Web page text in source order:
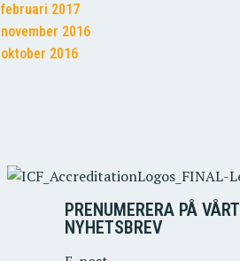
februari 2017
november 2016
oktober 2016
PRENUMERERA PÅ VÅRT
NYHETSBREV